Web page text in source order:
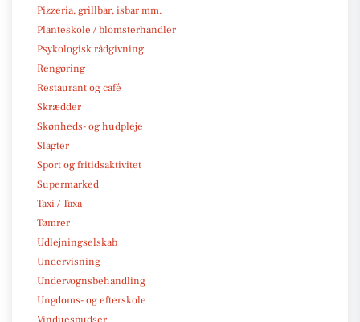
Pizzeria, grillbar, isbar mm.
Planteskole / blomsterhandler
Psykologisk rådgivning
Rengøring
Restaurant og café
Skrædder
Skønheds- og hudpleje
Slagter
Sport og fritidsaktivitet
Supermarked
Taxi / Taxa
Tømrer
Udlejningselskab
Undervisning
Undervognsbehandling
Ungdoms- og efterskole
Vinduespudser